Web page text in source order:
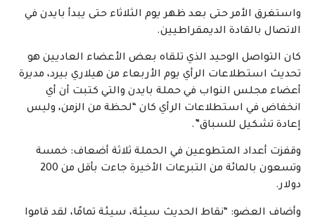
واستغرق الأمر حتى بعد ظهر يوم الثلاثاء حتى يبدأ بايدن في
الاتصال بالقادة الديمقراطيين.
كان التواصل الوحيد الذي تلقاه بعض الأعضاء العاديين هو
تحديث استطلاعات الرأي يوم الأربعاء من هيلاري بيرد، مديرة
أعضاء مجلس النواب في حملة بايدن والتي كتبت أن أي
انخفاض في استطلاعات الرأي كان “لحظة من الزمن، وليس
إعادة تشكيل للسباق”.
وقفزت أعداد المتطوعين في الحملة ثلاثة أضعاف: خمسة
وتسعون بالمائة من التبرعات الأخيرة جاءت بأقل من 200
دولار.
وأضاف العضو: “نقاط الحديث سيئة، سيئة تمامًا، لقد قاموا